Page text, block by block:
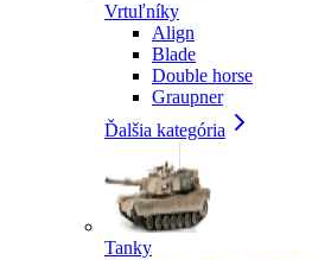
Vrtuľníky
Align
Blade
Double horse
Graupner
Ďalšia kategória
Tanky